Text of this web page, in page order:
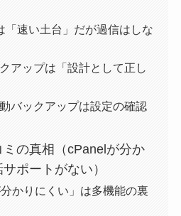
「速い土台」だが過信はしな
アップは「設計として正し
バックアップは設定の確認
の真相（cPanelが分か
ポートがない）
分かりにくい」は多機能の裏